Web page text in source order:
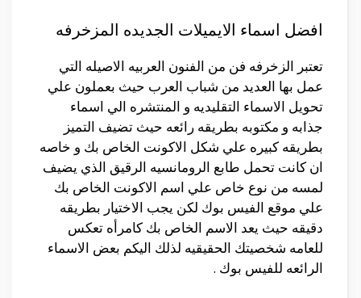
افضل اسماء الايميلات الجديده المزخرفه
تعتبر الزخرفه فن من الفنون العربيه الاصيله التي
عمل بها العديد من شباب العرب حيث بعملون علي
تحويل الاسماء التقليديه و المنتشره الي اسماء
جذابه و مكتوبه بطريقه رائعه حيث تضيف التميز
بطريقه كبيره علي شكل الاكونت الخاص بك و خاصه
ان كانت تحمل طابع الرومانسيه الرقيق الذي يضيف
لمسه من نوع خاص علي اسم الاكونت الخاص بك
علي موقع الفيس بوك لكن يجب الاختيار بطريقه
دقيقه حيث يعد الاسم الخاص بك كامرأه تعكس
للعامه شخصيتك الحقيقيه لذلك اليكم بعض الاسماء
الرائعه للفيس بوك .